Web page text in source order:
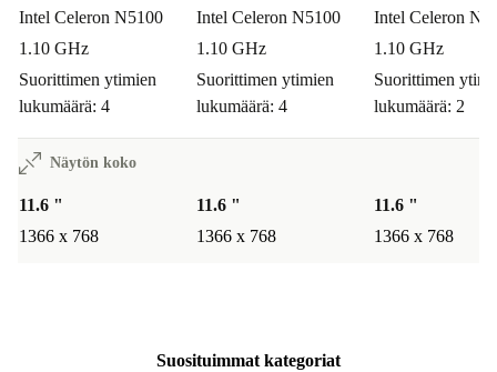
Intel Celeron N5100
1.10 GHz
Suorittimen ytimien
lukumäärä: 4
Intel Celeron N5100
1.10 GHz
Suorittimen ytimien
lukumäärä: 4
Intel Celeron
1.10 GHz
Suorittimen
lukumäärä: 2
Näytön koko
11.6 "
1366 x 768
11.6 "
1366 x 768
11.6 "
1366 x 768
Suosituimmat kategoriat